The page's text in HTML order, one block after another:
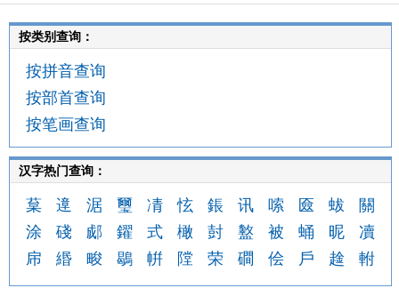
按类别查询：
按拼音查询
按部首查询
按笔画查询
汉字热门查询：
葈 遧 涺 璽 凊 怰 鋹 讯 嗦 匳 蛂
關
涂
碊 郕 鑃 式 橄 尌 盭 被 蛹 昵
凟
帍
緡 畯 鶡 帲 隚 荣 磵 侩 戶 趛 軵